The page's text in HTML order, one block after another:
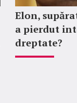
Elon,
a pierdut
dreptate?